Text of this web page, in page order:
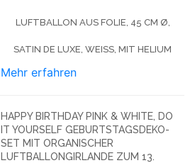
LUFTBALLON AUS FOLIE, 45 CM Ø,
SATIN DE LUXE, WEISS, MIT HELIUM
Mehr erfahren
HAPPY BIRTHDAY PINK & WHITE, DO
IT YOURSELF GEBURTSTAGSDEKO-
SET MIT ORGANISCHER
LUFTBALLONGIRLANDE ZUM 13.